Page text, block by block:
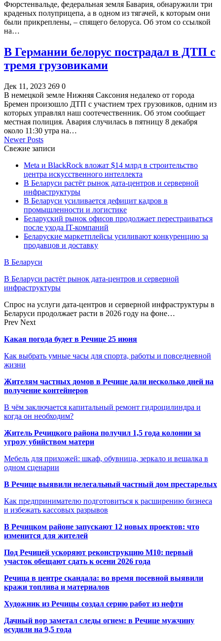
Фюрстенвальде, федеральная земля Бавария, обнаружили три
краденых полуприцепа, а в одном из тягачей, к которым они
были прикреплены, – спящего белоруса. Об этом со ссылкой
на…
В Германии белорус пострадал в ДТП с
тремя грузовиками
Дек 11, 2023 269 0
В немецкой земле Нижняя Саксония недалеко от города
Бремен произошло ДТП с участием трех грузовиков, одним из
которых управлял наш соотечественник. Об этом сообщает
местная полиция. Авария случилась в пятницу 8 декабря
около 11:30 утра на…
Newer Posts
Свежие записи
Meta и BlackRock вложат $14 млрд в строительство
центра искусственного интеллекта
В Беларуси растёт рынок дата-центров и серверной
инфраструктуры
В Беларуси усиливается дефицит кадров в
промышленности и логистике
Беларуский рынок офисов продолжает перестраиваться
после ухода IT-компаний
Беларуские маркетплейсы усиливают конкуренцию за
продавцов и доставку
В Беларуси
В Беларуси растёт рынок дата-центров и серверной
инфраструктуры
Спрос на услуги дата-центров и серверной инфраструктуры в
Беларуси продолжает расти в 2026 году на фоне…
Prev Next
Какая погода будет в Речице 25 июня
Как выбрать умные часы для спорта, работы и повседневной
жизни
Жителям частных домов в Речице дали несколько дней на
получение контейнеров
В чём заключается капитальный ремонт гидроцилиндра и
когда он необходим?
Житель Речицкого района получил 1,5 года колонии за
угрозу убийством матери
Мебель для прихожей: шкаф, обувница, зеркало и вешалка в
одном сценарии
В Речице выявили нелегальный частный дом престарелых
Как предпринимателю подготовиться к расширению бизнеса
и избежать кассовых разрывов
В Речицком районе запускают 12 новых проектов: что
изменится для жителей
Под Речицей ускоряют реконструкцию М10: первый
участок обещают сдать к осени 2026 года
Речица в центре скандала: во время посевной выявили
кражи топлива и материалов
Художник из Речицы создал серию работ из нефти
Дачный вор заметал следы огнем: в Речице мужчину
осудили на 9,5 года